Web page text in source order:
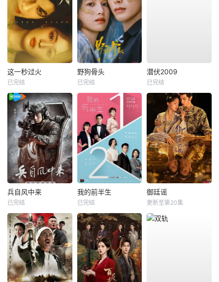
这一秒过火
已完结
野狗骨头
已完结
潜伏2009
已完结
兵自风中来
已完结
我的前半生
已完结
御廷谣
更新至第20集